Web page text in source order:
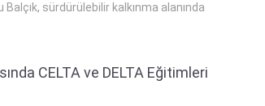
sürdürülebilir kalkınma alanında
CELTA ve DELTA Eğitimleri